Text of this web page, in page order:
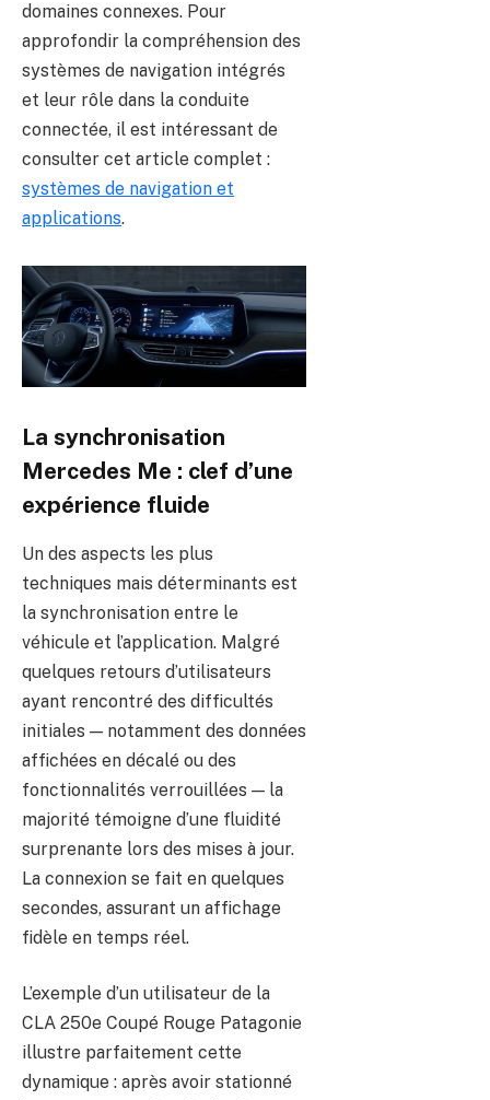
domaines connexes. Pour
approfondir la compréhension des
systèmes de navigation intégrés
et leur rôle dans la conduite
connectée, il est intéressant de
consulter cet article complet :
systèmes de navigation et
applications.
La synchronisation
Mercedes Me : clef d’une
expérience fluide
Un des aspects les plus
techniques mais déterminants est
la synchronisation entre le
véhicule et l’application. Malgré
quelques retours d’utilisateurs
ayant rencontré des difficultés
initiales — notamment des données
affichées en décalé ou des
fonctionnalités verrouillées — la
majorité témoigne d’une fluidité
surprenante lors des mises à jour.
La connexion se fait en quelques
secondes, assurant un affichage
fidèle en temps réel.
L’exemple d’un utilisateur de la
CLA 250e Coupé Rouge Patagonie
illustre parfaitement cette
dynamique : après avoir stationné